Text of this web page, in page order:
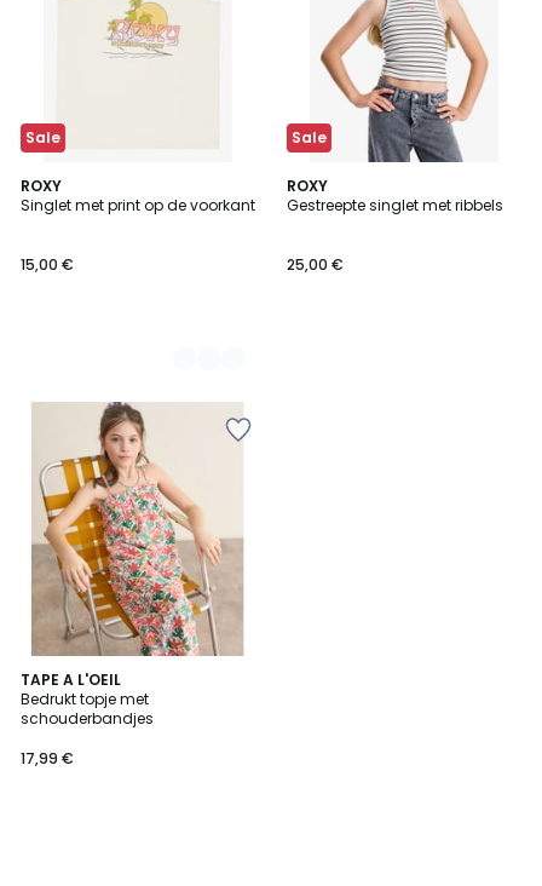
Sale
ROXY
Singlet met print op de voorkant
15,00 €
2
Kleuren
Sale
ROXY
Gestreepte singlet met ribbels
25,00 €
TAPE A L'OEIL
Bedrukt topje met
schouderbandjes
17,99 €